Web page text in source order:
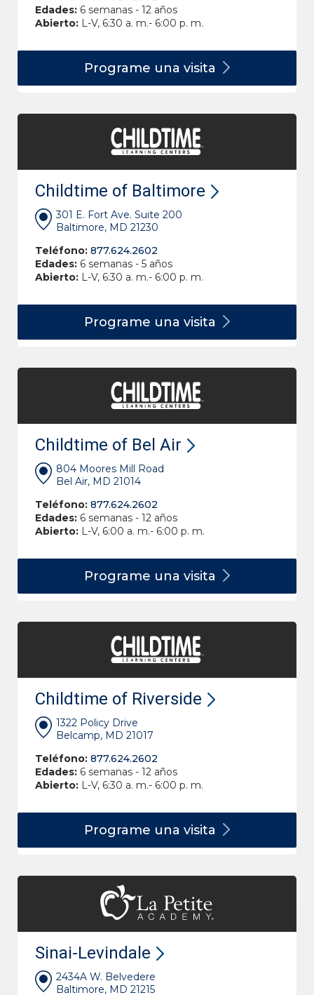
Edades: 6 semanas - 12 años
Abierto: L-V, 6:30 a. m.- 6:00 p. m.
Programe una visita
Childtime of Baltimore
301 E. Fort Ave. Suite 200
Baltimore, MD 21230
Teléfono: 877.624.2602
Edades: 6 semanas - 5 años
Abierto: L-V, 6:30 a. m.- 6:00 p. m.
Programe una visita
Childtime of Bel Air
804 Moores Mill Road
Bel Air, MD 21014
Teléfono: 877.624.2602
Edades: 6 semanas - 12 años
Abierto: L-V, 6:00 a. m.- 6:00 p. m.
Programe una visita
Childtime of Riverside
1322 Policy Drive
Belcamp, MD 21017
Teléfono: 877.624.2602
Edades: 6 semanas - 12 años
Abierto: L-V, 6:30 a. m.- 6:00 p. m.
Programe una visita
Sinai-Levindale
2434A W. Belvedere
Baltimore, MD 21215